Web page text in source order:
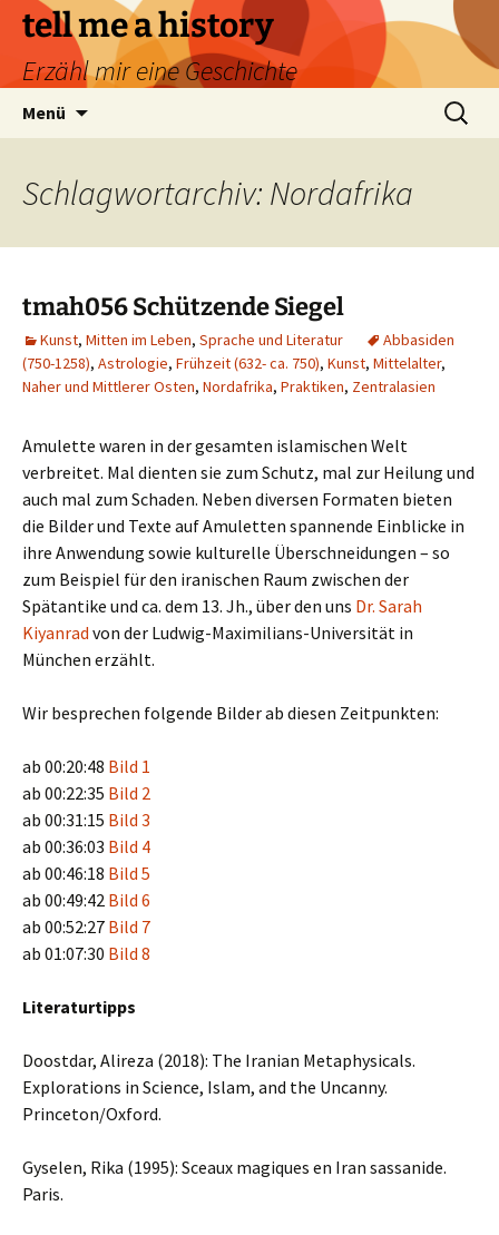
Zum
Inhalt
springen
tell me a history
Erzähl mir eine Geschichte
Menü
Suchen
nach:
Schlagwortarchiv: Nordafrika
tmah056 Schützende Siegel
Kunst, Mitten im Leben, Sprache und Literatur
Abbasiden
(750-1258), Astrologie, Frühzeit (632- ca. 750), Kunst, Mittelalter,
Naher und Mittlerer Osten, Nordafrika, Praktiken, Zentralasien
Amulette waren in der gesamten islamischen Welt
verbreitet. Mal dienten sie zum Schutz, mal zur Heilung und
auch mal zum Schaden. Neben diversen Formaten bieten
die Bilder und Texte auf Amuletten spannende Einblicke in
ihre Anwendung sowie kulturelle Überschneidungen – so
zum Beispiel für den iranischen Raum zwischen der
Spätantike und ca. dem 13. Jh., über den uns Dr. Sarah
Kiyanrad von der Ludwig-Maximilians-Universität in
München erzählt.
Wir besprechen folgende Bilder ab diesen Zeitpunkten:
ab 00:20:48 Bild 1
ab 00:22:35 Bild 2
ab 00:31:15 Bild 3
ab 00:36:03 Bild 4
ab 00:46:18 Bild 5
ab 00:49:42 Bild 6
ab 00:52:27 Bild 7
ab 01:07:30 Bild 8
Literaturtipps
Doostdar, Alireza (2018): The Iranian Metaphysicals.
Explorations in Science, Islam, and the Uncanny.
Princeton/Oxford.
Gyselen, Rika (1995): Sceaux magiques en Iran sassanide.
Paris.